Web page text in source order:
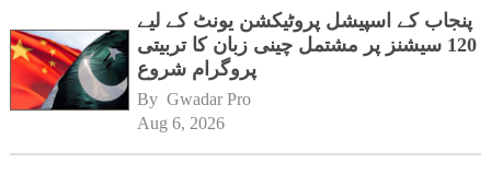
پنجاب کے اسپیشل پروٹیکشن یونٹ کے لیے
120 سیشنز پر مشتمل چینی زبان کا تربیتی
پروگرام شروع
By Gwadar Pro
Aug 6, 2026